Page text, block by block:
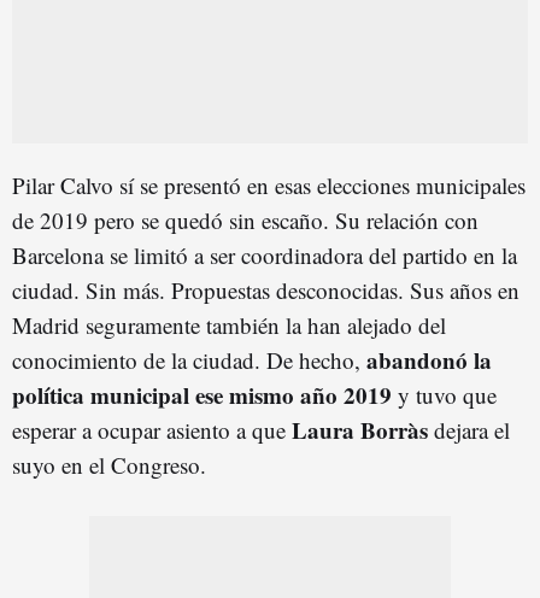
Pilar Calvo sí se presentó en esas elecciones municipales
de 2019 pero se quedó sin escaño. Su relación con
Barcelona se limitó a ser coordinadora del partido en la
ciudad. Sin más. Propuestas desconocidas. Sus años en
Madrid seguramente también la han alejado del
conocimiento de la ciudad. De hecho, abandonó la
política municipal ese mismo año 2019 y tuvo que
esperar a ocupar asiento a que Laura Borràs dejara el
suyo en el Congreso.